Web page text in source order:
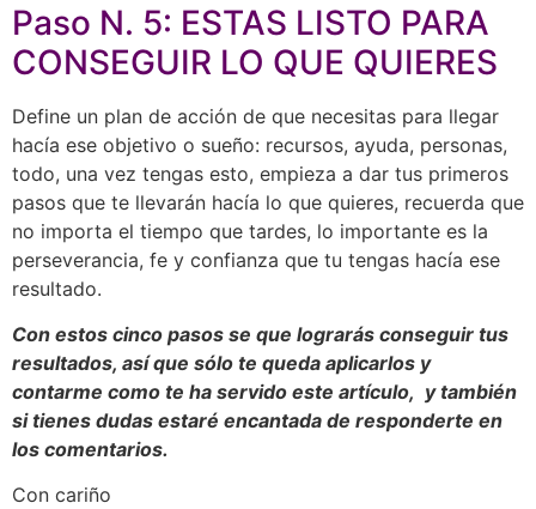
Paso N. 5: ESTAS LISTO PARA
CONSEGUIR LO QUE QUIERES
Define un plan de acción de que necesitas para llegar
hacía ese objetivo o sueño: recursos, ayuda, personas,
todo, una vez tengas esto, empieza a dar tus primeros
pasos que te llevarán hacía lo que quieres, recuerda que
no importa el tiempo que tardes, lo importante es la
perseverancia, fe y confianza que tu tengas hacía ese
resultado.
Con estos cinco pasos se que lograrás conseguir tus
resultados, así que sólo te queda aplicarlos y
contarme como te ha servido este artículo, y también
si tienes dudas estaré encantada de responderte en
los comentarios.
Con cariño